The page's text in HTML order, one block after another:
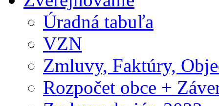
Úradná tabuľa
VZN
Zmluvy, Faktúry,
Rozpočet obce +